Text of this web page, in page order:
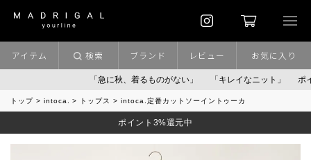
「急に秋、着るものがない」 「キレイなニット」 ポイント9
アイテム 検索 ブランド レビュー お気に入り
トップ intoca. トップス intoca.定番カットソーイントゥーカ
ポイント3%還元中